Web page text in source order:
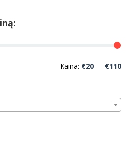
Kaina: €20 — €110